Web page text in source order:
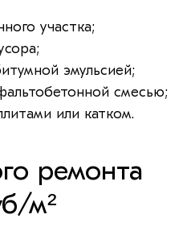
участка;
эмульсией;
смесью;
или катком.
ремонта
м²